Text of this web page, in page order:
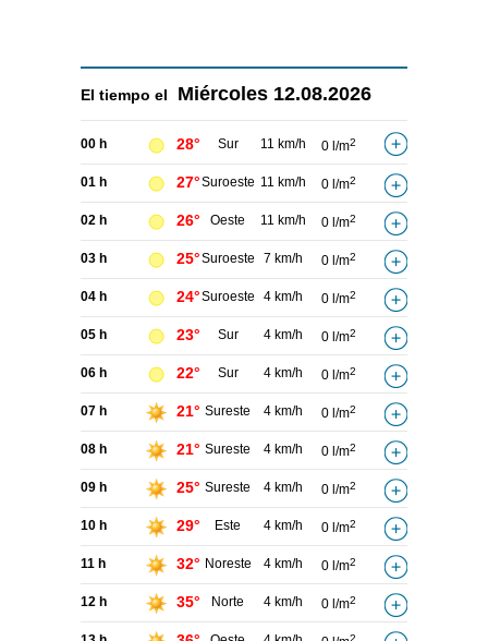
El tiempo el Miércoles 12.08.2026
00 h 28° Sur 11 km/h 0 l/m2
01 h 27°Suroeste 11 km/h 0 l/m2
02 h 26° Oeste 11 km/h 0 l/m2
03 h 25°Suroeste 7 km/h 0 l/m2
04 h 24°Suroeste 4 km/h 0 l/m2
05 h 23° Sur 4 km/h 0 l/m2
06 h 22° Sur 4 km/h 0 l/m2
07 h 21° Sureste 4 km/h 0 l/m2
08 h 21° Sureste 4 km/h 0 l/m2
09 h 25° Sureste 4 km/h 0 l/m2
10 h 29° Este 4 km/h 0 l/m2
11 h 32° Noreste 4 km/h 0 l/m2
12 h 35° Norte 4 km/h 0 l/m2
2